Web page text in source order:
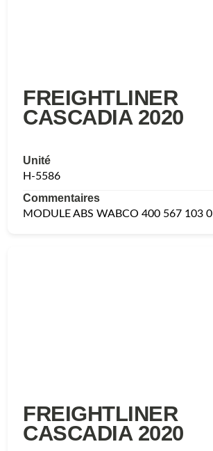
FREIGHTLINER
CASCADIA 2020
Unité
H-5586
Commentaires
MODULE ABS WABCO 400 567 103 0
FREIGHTLINER
CASCADIA 2020